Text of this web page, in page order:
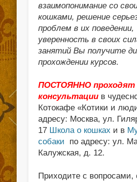
взаимопонимание со
кошками, решение
проблем в их поведении,
уверенность в своих
занятий Вы получите
прохождении курсов.
ПОСТОЯННО проходят
консультации в
Котокафе «Котики и
адресу: Москва, ул.
17 Школа о кошках и в
собаки
по адресу: ул.
Калужская, д. 12.
Приходите с вопросами,